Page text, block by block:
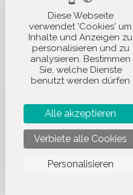
ajustierter Passform, 5
Taschen, normaler Taille,
Knopf- und
Reißverschlussöffnung,
FIBREFLEX®-Technologie für
optimale Elastizität.
AUS
30,86 €ZZGL. MWST.
Angebot anfordern
HERREN STRETCH-
JEANS, SLIM FIT, 5
Diese Webseite
verwendet 'Cookies' um
Inhalte und Anzeigen zu
personalisieren und zu
analysieren. Bestimmen
Sie, welche Dienste
benutzt werden dürfen
Alle akzeptieren
Verbiete alle Cookies
Personalisieren